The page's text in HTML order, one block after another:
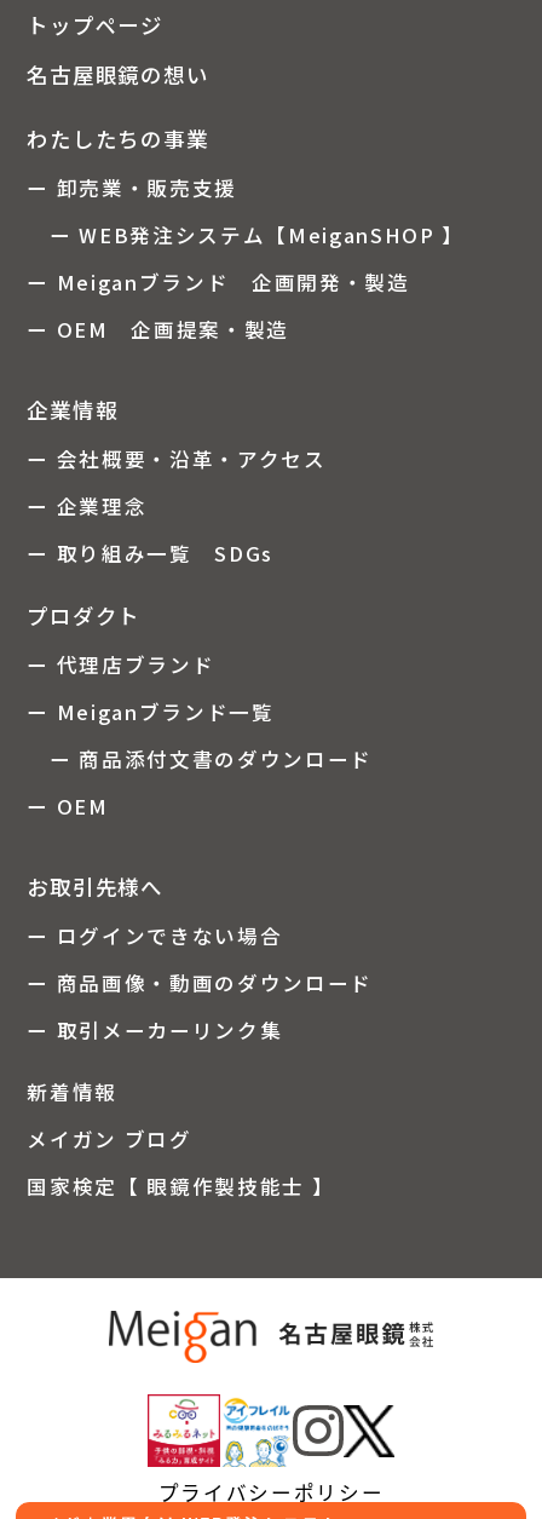
トップページ
名古屋眼鏡の想い
わたしたちの事業
ー 卸売業・販売支援
ー WEB発注システム【MeiganSHOP 】
ー Meiganブランド 企画開発・製造
ー OEM 企画提案・製造
企業情報
ー 会社概要・沿革・アクセス
ー 企業理念
ー 取り組み一覧 SDGs
プロダクト
ー 代理店ブランド
ー Meiganブランド一覧
ー 商品添付文書のダウンロード
ー OEM
お取引先様へ
ー ログインできない場合
ー 商品画像・動画のダウンロード
ー 取引メーカーリンク集
新着情報
メイガン ブログ
国家検定【 眼鏡作製技能士 】
プライバシーポリシー